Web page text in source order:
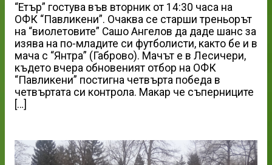
“Етър” гостува във вторник от 14:30 часа на
ОФК “Павликени”. Очаква се старши треньорът
на “виолетовите” Сашо Ангелов да даде шанс за
изява на по-младите си футболисти, както бе и в
мача с “Янтра” (Габрово). Мачът е в Лесичери,
където вчера обновеният отбор на ОФК
“Павликени” постигна четвърта победа в
четвъртата си контрола. Макар че съперниците
[…]